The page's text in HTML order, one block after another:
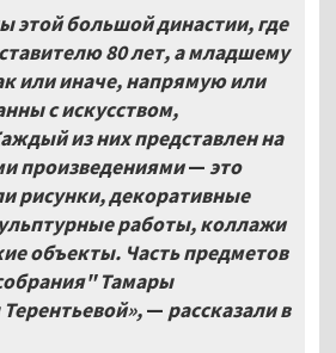
этой большой династии, где
80 лет, а младшему
или иначе, напрямую или
с искусством,
из них представлен на
произведениями—это
рисунки, декоративные
работы, коллажи
объекты. Часть предметов
Тамары
— рассказали в